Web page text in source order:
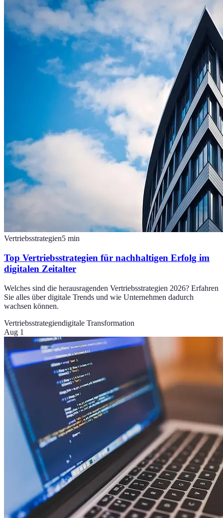
Vertriebsstrategien5 min
Top Vertriebsstrategien für nachhaltigen Erfolg im
digitalen Zeitalter
Welches sind die herausragenden Vertriebsstrategien 2026? Erfahren
Sie alles über digitale Trends und wie Unternehmen dadurch
wachsen können.
Vertriebsstrategiendigitale Transformation
Aug 1